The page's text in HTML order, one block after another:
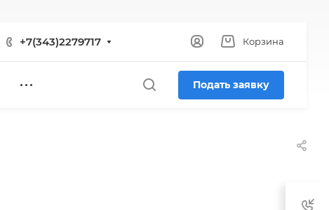
+7(343)2279717 Корзина
Подать заявку